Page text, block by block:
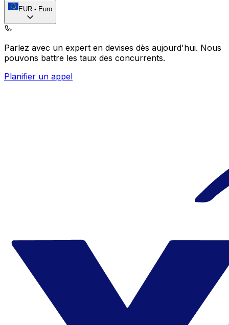
EUR - Euro
Parlez avec un expert en devises dès aujourd'hui. Nous
pouvons battre les taux des concurrents.
Planifier un appel